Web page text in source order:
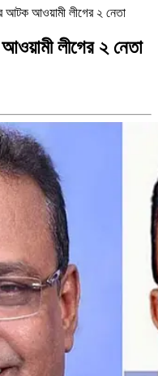
আটক আওয়ামী লীগের ২ নেতা
লীগের ২ নেতা